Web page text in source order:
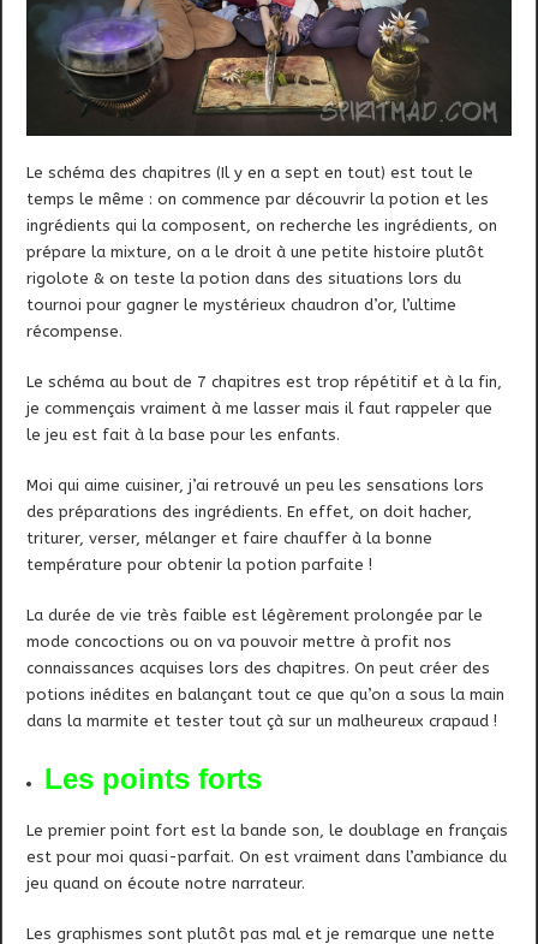
Le schéma des chapitres (Il y en a sept en tout) est tout le
temps le même : on commence par découvrir la potion et les
ingrédients qui la composent, on recherche les ingrédients, on
prépare la mixture, on a le droit à une petite histoire plutôt
rigolote & on teste la potion dans des situations lors du
tournoi pour gagner le mystérieux chaudron d’or, l’ultime
récompense.
Le schéma au bout de 7 chapitres est trop répétitif et à la fin,
je commençais vraiment à me lasser mais il faut rappeler que
le jeu est fait à la base pour les enfants.
Moi qui aime cuisiner, j’ai retrouvé un peu les sensations lors
des préparations des ingrédients. En effet, on doit hacher,
triturer, verser, mélanger et faire chauffer à la bonne
température pour obtenir la potion parfaite !
La durée de vie très faible est légèrement prolongée par le
mode concoctions ou on va pouvoir mettre à profit nos
connaissances acquises lors des chapitres. On peut créer des
potions inédites en balançant tout ce que qu’on a sous la main
dans la marmite et tester tout çà sur un malheureux crapaud !
Les points forts
Le premier point fort est la bande son, le doublage en français
est pour moi quasi-parfait. On est vraiment dans l’ambiance du
jeu quand on écoute notre narrateur.
Les graphismes sont plutôt pas mal et je remarque une nette